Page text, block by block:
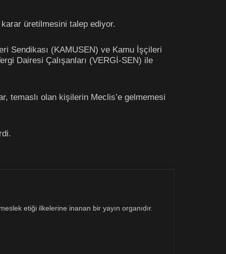
üretilmesini talep ediyor.
Sendikası (KAMUSEN) ve Kamu İşçileri
Dairesi Çalışanları (VERGİ-SEN) ile
temaslı olan kişilerin Meclis’e gelmemesi
etiği ilkelerine inanan bir yayın organıdır.